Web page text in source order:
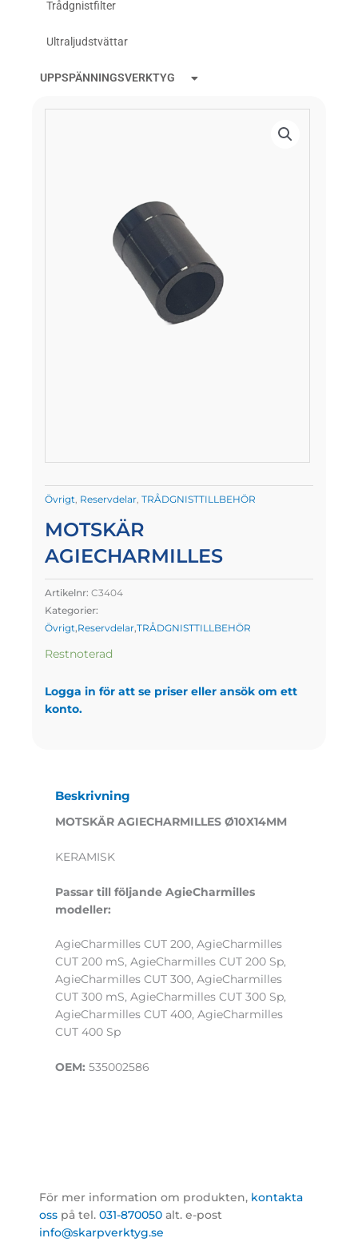
Trådgnistfilter
Ultraljudstvättar
UPPSPÄNNINGSVERKTYG
Övrigt Reservdelar, TRÅDGNISTTILLBEHÖR
MOTSKÄR
AGIECHARMILLES
Artikelnr: C3404
Kategorier:
Övrigt,Reservdelar,TRÅDGNISTTILLBEHÖR
Restnoterad
Logga in för att se priser eller ansök om ett
konto.
Beskrivning
MOTSKÄR AGIECHARMILLES Ø10X14MM
KERAMISK
Passar till följande AgieCharmilles
modeller:
AgieCharmilles CUT 200, AgieCharmilles
CUT 200 mS, AgieCharmilles CUT 200 Sp,
AgieCharmilles CUT 300, AgieCharmilles
CUT 300 mS, AgieCharmilles CUT 300 Sp,
AgieCharmilles CUT 400, AgieCharmilles
CUT 400 Sp
OEM:535002586
För mer information om produkten, kontakta
oss på tel.031-870050 alt. e-post
info@skarpverktyg.se